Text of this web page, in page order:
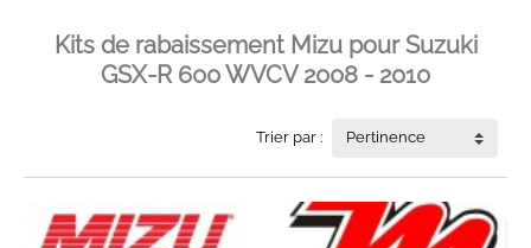
Kits de rabaissement Mizu pour Suzuki
GSX-R 600 WVCV 2008 - 2010
Trier par : Pertinence